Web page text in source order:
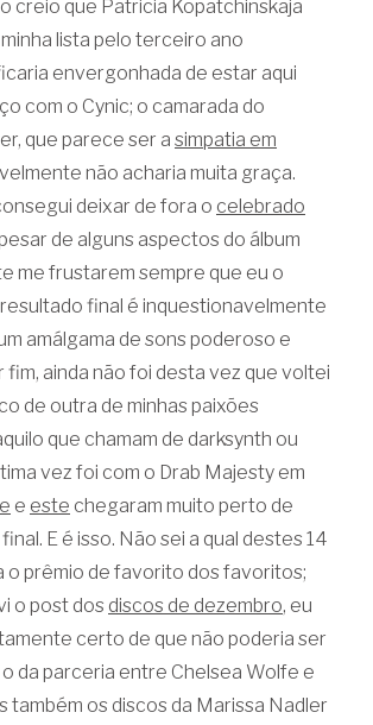
creio que Patricia Kopatchinskaja
lista pelo terceiro ano
envergonhada de estar aqui
com o Cynic; o camarada do
que parece ser a simpatia em
não acharia muita graça.
deixar de fora o celebrado
de alguns aspectos do álbum
me frustarem sempre que eu o
final é inquestionavelmente
amálgama de sons poderoso e
fim, ainda não foi desta vez que voltei
de outra de minhas paixões
que chamam de darksynth ou
vez foi com o Drab Majesty em
e este chegaram muito perto de
E é isso. Não sei a qual destes 14
o prêmio de favorito dos favoritos;
o post dos discos de dezembro, eu
certo de que não poderia ser
da parceria entre Chelsea Wolfe e
também os discos da Marissa Nadler